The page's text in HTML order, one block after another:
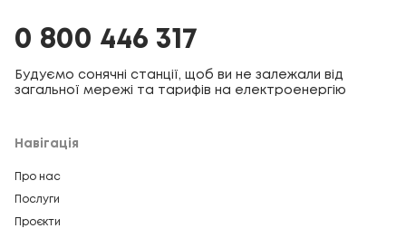
0 800 446 317
Будуємо сонячні станції, щоб ви не залежали від
загальної мережі та тарифів на електроенергію
Навігація
Про нас
Послуги
Проєкти